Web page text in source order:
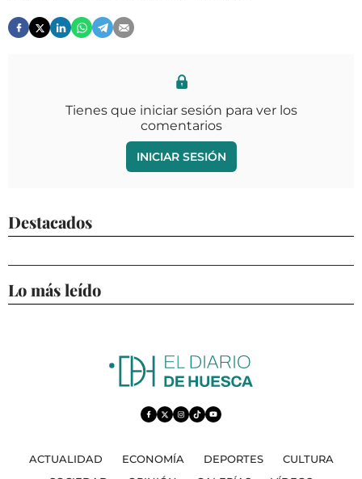
Tienes que iniciar sesión para ver los
comentarios
INICIAR SESIÓN
Destacados
Lo más leído
ACTUALIDAD ECONOMÍA DEPORTES
CULTURA